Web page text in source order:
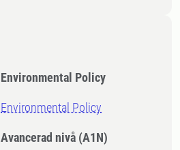
Environmental Policy
Environmental Policy
Avancerad nivå (A1N)